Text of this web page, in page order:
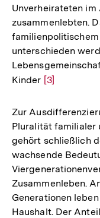
Unverheirateten im
zusammenlebten.
unterschieden
Kinder Zur
der
Fußnote
[3]
Zur
Pluralität familialer
gehört schließlich
wachsende
Zusammenleben.
Generationen
Haushalt. Der